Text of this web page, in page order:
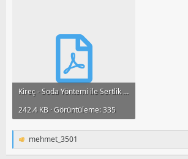
h
Kireç - Soda Yöntemi ile Sertlik Giderimi.pdf
242.4 KB · Görüntüleme: 335
T
e
mehmet_3501